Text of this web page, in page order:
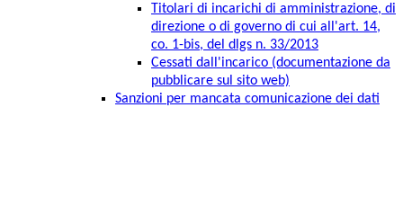
Titolari di incarichi di amministrazione, di
direzione o di governo di cui all'art. 14,
co. 1-bis, del dlgs n. 33/2013
Cessati dall'incarico (documentazione da
pubblicare sul sito web)
Sanzioni per mancata comunicazione dei dati